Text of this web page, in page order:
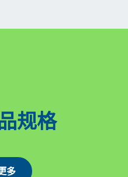
规格
多